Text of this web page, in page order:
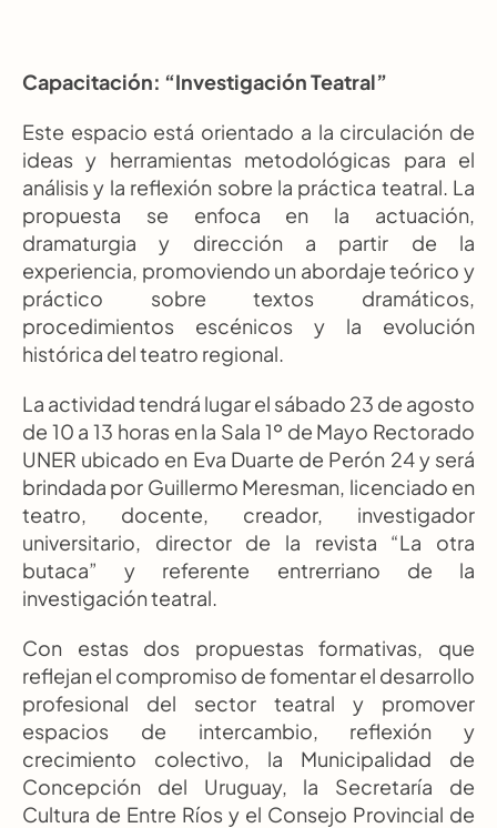
Capacitación: “Investigación Teatral”
Este espacio está orientado a la circulación de
ideas y herramientas metodológicas para el
análisis y la reflexión sobre la práctica teatral. La
propuesta se enfoca en la actuación,
dramaturgia y dirección a partir de la
experiencia, promoviendo un abordaje teórico y
práctico sobre textos dramáticos,
procedimientos escénicos y la evolución
histórica del teatro regional.
La actividad tendrá lugar el sábado 23 de agosto
de 10 a 13 horas en la Sala 1º de Mayo Rectorado
UNER ubicado en Eva Duarte de Perón 24 y será
brindada por Guillermo Meresman, licenciado en
teatro, docente, creador, investigador
universitario, director de la revista “La otra
butaca” y referente entrerriano de la
investigación teatral.
Con estas dos propuestas formativas, que
reflejan el compromiso de fomentar el desarrollo
profesional del sector teatral y promover
espacios de intercambio, reflexión y
crecimiento colectivo, la Municipalidad de
Concepción del Uruguay, la Secretaría de
Cultura de Entre Ríos y el Consejo Provincial de